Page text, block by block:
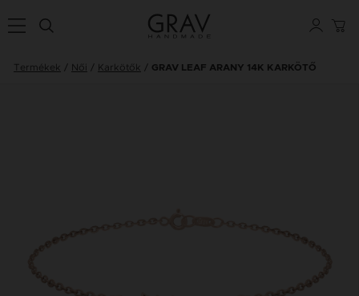
Termékek Női Karkötők GRAV LEAF ARANY 14K KARKÖTŐ